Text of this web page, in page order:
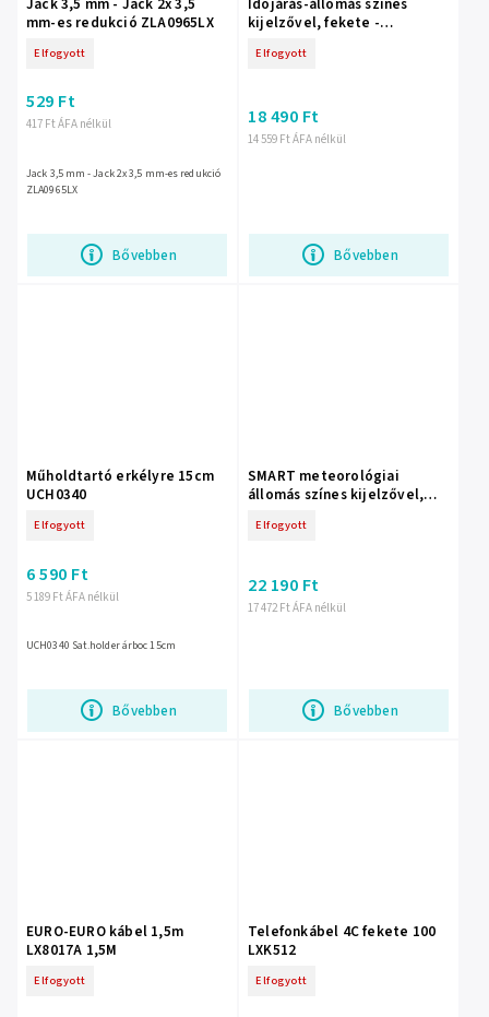
mm-es redukció ZLA0965LX
Elfogyott
417 Ft ÁFA nélkül
529 Ft
Bővebben
Jack 3,5 mm - Jack 2x 3,5 mm-es redukció
ZLA0965LX
kijelzővel, fekete -
Elfogyott
14 559 Ft ÁFA nélkül
18 490 Ft
Bővebben
Műholdtartó erkélyre 15cm
UCH0340
Elfogyott
5 189 Ft ÁFA nélkül
6 590 Ft
Bővebben
UCH0340 Sat.holder árboc 15cm
SMART meteorológiai
állomás színes kijelzővel,
Elfogyott
17 472 Ft ÁFA nélkül
22 190 Ft
Bővebben
EURO-EURO kábel 1,5m
LX8017A 1,5M
Elfogyott
Telefonkábel 4C fekete 100
LXK512
Elfogyott